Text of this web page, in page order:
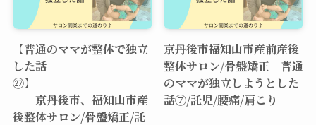
【普通のママが整体で独立
した話
㉗】
京丹後市、福知山市産
後整体サロン/骨盤矯正/託
京丹後市福知山市産前産後
整体サロン/骨盤矯正 普通
のママが独立しようとした
話⑦/託児/腰痛/肩こり